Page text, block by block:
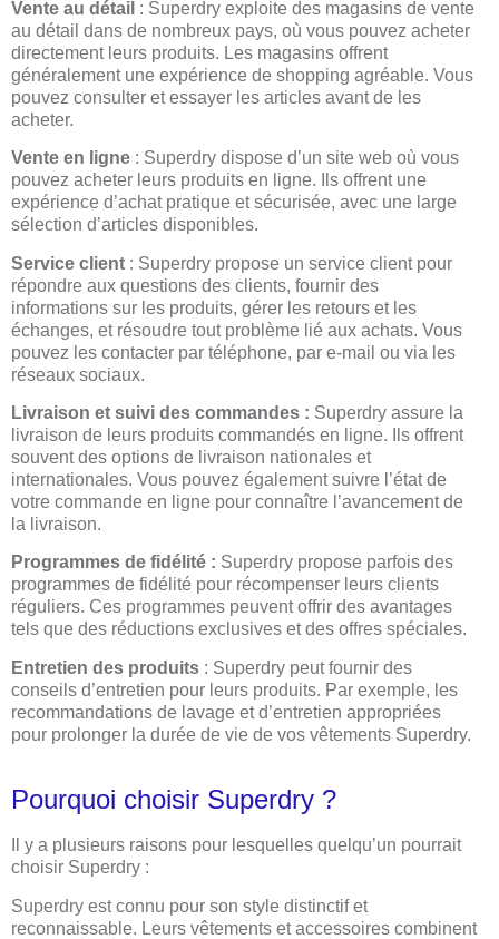
Vente au détail : Superdry exploite des magasins de vente
au détail dans de nombreux pays, où vous pouvez acheter
directement leurs produits. Les magasins offrent
généralement une expérience de shopping agréable. Vous
pouvez consulter et essayer les articles avant de les
acheter.
Vente en ligne : Superdry dispose d’un site web où vous
pouvez acheter leurs produits en ligne. Ils offrent une
expérience d’achat pratique et sécurisée, avec une large
sélection d’articles disponibles.
Service client : Superdry propose un service client pour
répondre aux questions des clients, fournir des
informations sur les produits, gérer les retours et les
échanges, et résoudre tout problème lié aux achats. Vous
pouvez les contacter par téléphone, par e-mail ou via les
réseaux sociaux.
Livraison et suivi des commandes : Superdry assure la
livraison de leurs produits commandés en ligne. Ils offrent
souvent des options de livraison nationales et
internationales. Vous pouvez également suivre l’état de
votre commande en ligne pour connaître l’avancement de
la livraison.
Programmes de fidélité : Superdry propose parfois des
programmes de fidélité pour récompenser leurs clients
réguliers. Ces programmes peuvent offrir des avantages
tels que des réductions exclusives et des offres spéciales.
Entretien des produits : Superdry peut fournir des
conseils d’entretien pour leurs produits. Par exemple, les
recommandations de lavage et d’entretien appropriées
pour prolonger la durée de vie de vos vêtements Superdry.
Pourquoi choisir Superdry ?
Il y a plusieurs raisons pour lesquelles quelqu’un pourrait
choisir Superdry :
Superdry est connu pour son style distinctif et
reconnaissable. Leurs vêtements et accessoires combinent